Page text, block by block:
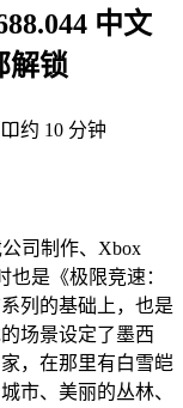
中文
解锁
约 10 分钟
公司制作、Xbox
也是《极限竞速：
列的基础上，也是
场景设定了墨西
，在那里有白雪皑
市、美丽的丛林、